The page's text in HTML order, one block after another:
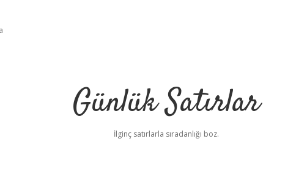
Günlük Satırlar
İlginç satırlarla sıradanlığı boz.